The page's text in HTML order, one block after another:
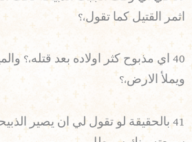
اثمر القتيل كما تقول،؟
40 اي مذبوح كثر اولاده بعد قتله،؟
ويملأ الارض،؟
41 بالحقيقة لو تقول لي ان يصير